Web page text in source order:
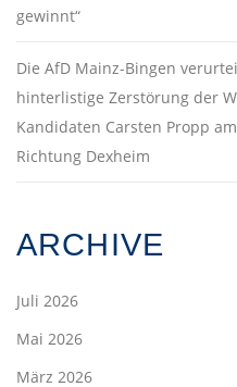
gewinnt“
Die AfD Mainz-Bingen
hinterlistige Zerstörung der
Kandidaten Carsten Propp
Richtung Dexheim
ARCHIVE
Juli 2026
Mai 2026
März 2026